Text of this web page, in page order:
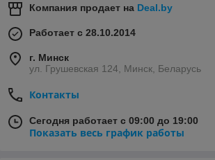
Компания продает на Deal.by
Работает с 28.10.2014
г. Минск
ул. Грушевская 124, Минск, Беларусь
Контакты
Сегодня работает с 09:00 до 19:00
Показать весь график работы